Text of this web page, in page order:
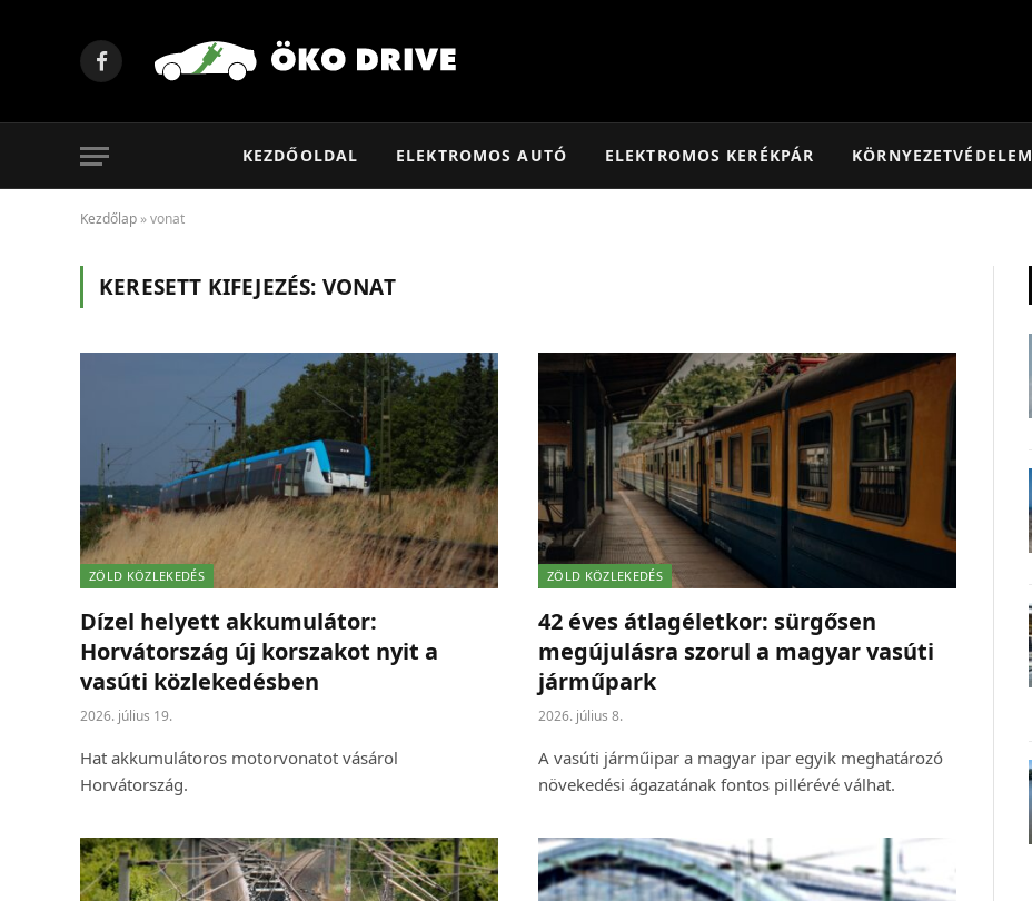
Facebook
KEZDŐOLDAL ELEKTROMOS AUTÓ ELEKTROMOS KERÉKPÁR KÖRNYEZETVÉDELEM
Kezdőlap »vonat
KERESETT KIFEJEZÉS: VONAT
ZÖLD KÖZLEKEDÉS
Dízel helyett akkumulátor:
Horvátország új korszakot nyit a
vasúti közlekedésben
2026. július 19.
Hat akkumulátoros motorvonatot vásárol
Horvátország.
ZÖLD KÖZLEKEDÉS
42 éves átlagéletkor: sürgősen
megújulásra szorul a magyar vasúti
járműpark
2026. július 8.
A vasúti járműipar a magyar ipar egyik meghatározó
növekedési ágazatának fontos pillérévé válhat.